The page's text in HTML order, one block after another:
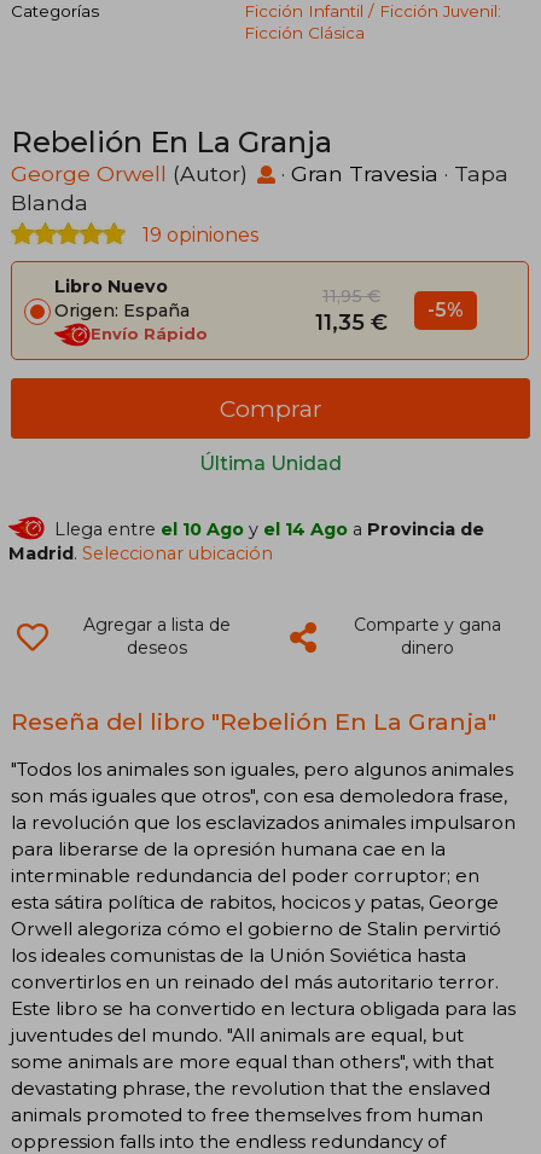
Categorías
Ficción Infantil / Ficción Juvenil:
Ficción Clásica
Rebelión En La Granja
George Orwell (Autor) · Gran Travesia · Tapa
Blanda
19 opiniones
Libro Nuevo
Origen: España
Envío Rápido
11,95 €
11,35 € -5%
Última Unidad
Comprar
Llega entre el 10 Ago y el 14 Ago a Provincia de
Madrid.Seleccionar ubicación
Agregar a lista de
deseos
Comparte y gana
dinero
Reseña del libro "Rebelión En La Granja"
"Todos los animales son iguales, pero algunos animales
son más iguales que otros", con esa demoledora frase,
la revolución que los esclavizados animales impulsaron
para liberarse de la opresión humana cae en la
interminable redundancia del poder corruptor; en
esta sátira política de rabitos, hocicos y patas, George
Orwell alegoriza cómo el gobierno de Stalin pervirtió
los ideales comunistas de la Unión Soviética hasta
convertirlos en un reinado del más autoritario terror.
Este libro se ha convertido en lectura obligada para las
juventudes del mundo. "All animals are equal, but
some animals are more equal than others", with that
devastating phrase, the revolution that the enslaved
animals promoted to free themselves from human
oppression falls into the endless redundancy of